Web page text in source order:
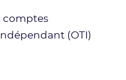
comptes
(OTI)